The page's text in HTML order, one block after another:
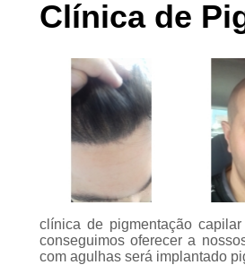
Clínica de
clínica de pigmentação
conseguimos oferecer a
com agulhas será implantado